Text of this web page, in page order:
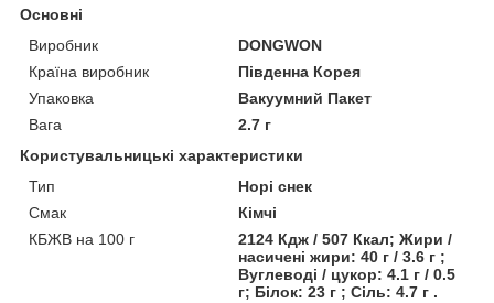
Основні
Виробник
DONGWON
Країна виробник
Південна Корея
Упаковка
Вакуумний Пакет
Вага
2.7 г
Користувальницькі характеристики
Тип
Норі снек
Смак
Кімчі
КБЖВ на 100 г
2124 Кдж / 507 Ккал; Жири /
насичені жири: 40 г / 3.6 г ;
Вуглеводі / цукор: 4.1 г / 0.5
г; Білок: 23 г ; Сіль: 4.7 г .